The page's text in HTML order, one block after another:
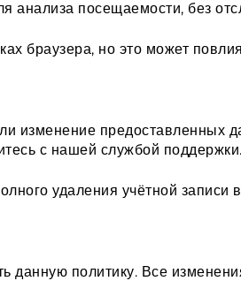
анализа посещаемости, без
браузера, но это может
изменение предоставленных
с нашей службой
удаления учётной
данную политику. Все